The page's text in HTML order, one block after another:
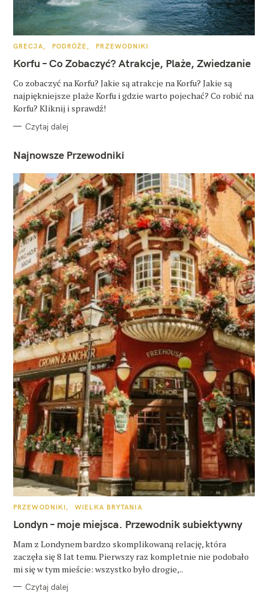
K
T
E
O
R
I
GRECJA PODRÓŻE PRZEWODNIKI
Korfu – Co Zobaczyć? Atrakcje, Plaże, Zwiedzanie
Co zobaczyć na Korfu? Jakie są atrakcje na Korfu? Jakie są
najpiękniejsze plaże Korfu i gdzie warto pojechać? Co robić na
Korfu? Kliknij i sprawdź!
Czytaj dalej
Najnowsze Przewodniki
K
T
E
O
R
I
PRZEWODNIKI WIELKA BRYTANIA
Londyn – moje miejsca. Przewodnik subiektywny
Mam z Londynem bardzo skomplikowaną relację, która
zaczęła się 8 lat temu. Pierwszy raz kompletnie nie podobało
mi się w tym mieście: wszystko było drogie,..
Czytaj dalej